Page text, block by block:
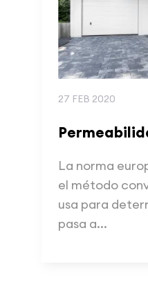
27 FEB 2020
La norma
el método
usa para
pasa a...